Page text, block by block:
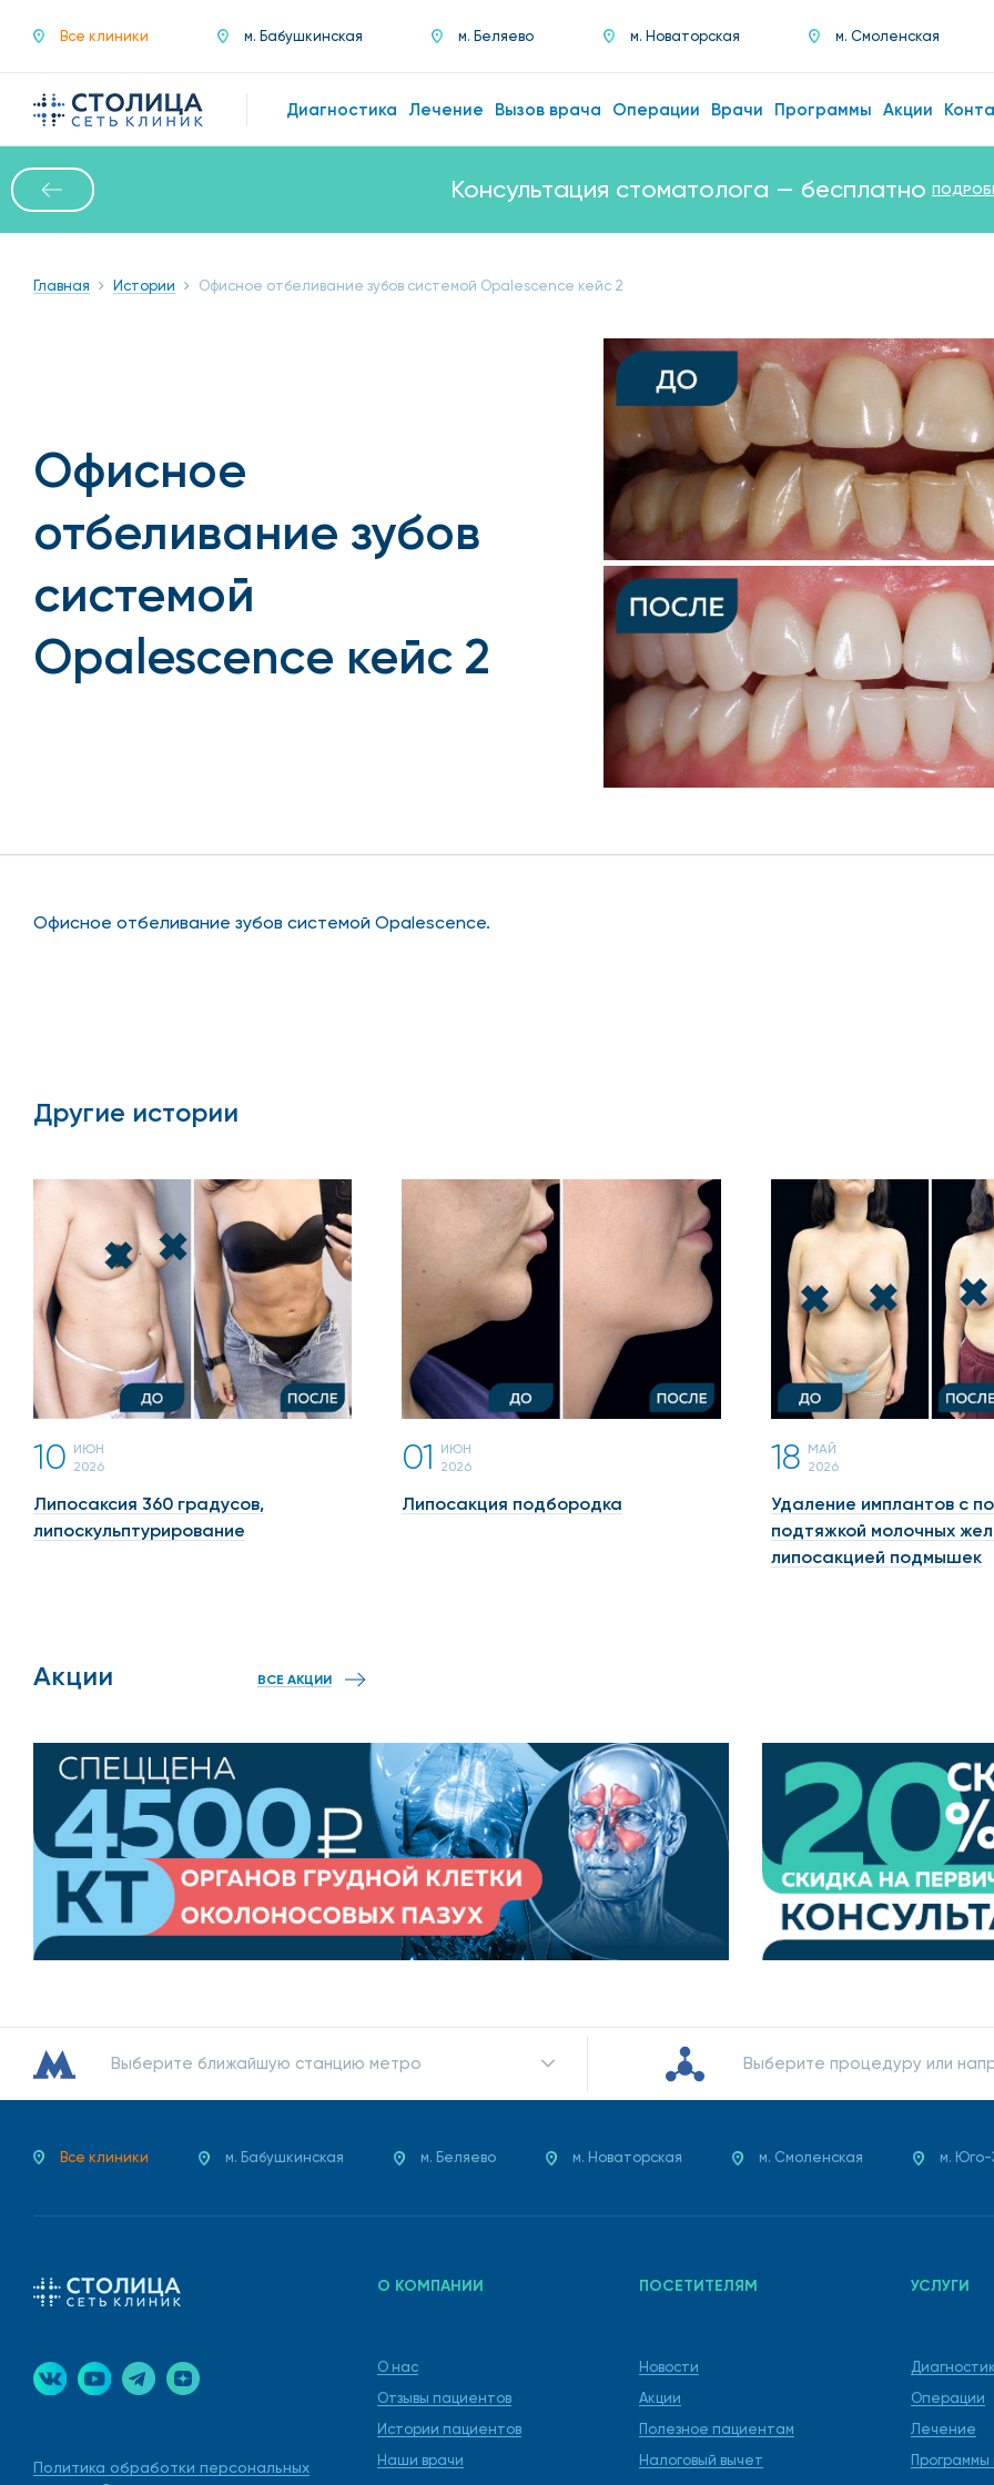
Все клиники м. Бабушкинская м. Беляево м. Новаторская м. Смоленская
Диагностика Лечение Вызов врача Операции Врачи Программы Акции
Консультация стоматолога — бесплатно
Главная Истории Офисное отбеливание зубов системой Opalescence кейс 2
Офисное
отбеливание зубов
системой
Opalescence кейс 2
Офисное отбеливание зубов системой Opalescence.
Другие истории
10 ИЮН
2026
Липосаксия 360 градусов,
липоскульптурирование
01
ИЮН
2026
Липосакция подбородка
18 МАЙ
2026
Удаление имплантов с
подтяжкой молочных
липосакцией подмышек
Акции ВСЕ АКЦИИ
Выберите ближайшую станцию метро Выберите процедуру или
Все клиники м. Бабушкинская м. Беляево м. Новаторская м. Смоленская м.
Политика обработки персональных
О КОМПАНИИ
О нас
Отзывы пациентов
Истории пациентов
Наши врачи
ПОСЕТИТЕЛЯМ
Новости
Акции
Полезное пациентам
Налоговый вычет
УСЛУГИ
Операции
Лечение